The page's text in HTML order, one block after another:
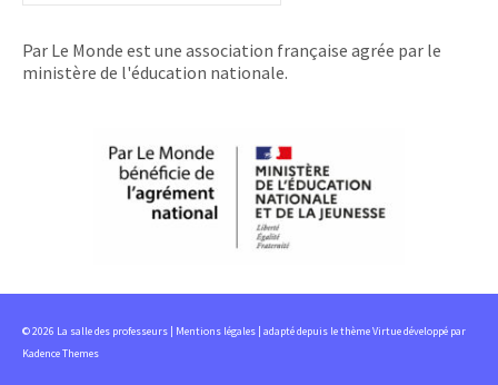
Par Le Monde est une association française agrée par le
ministère de l'éducation nationale.
© 2026 La salle des professeurs | Mentions légales | adapté depuis le thème Virtue développé par
Kadence Themes